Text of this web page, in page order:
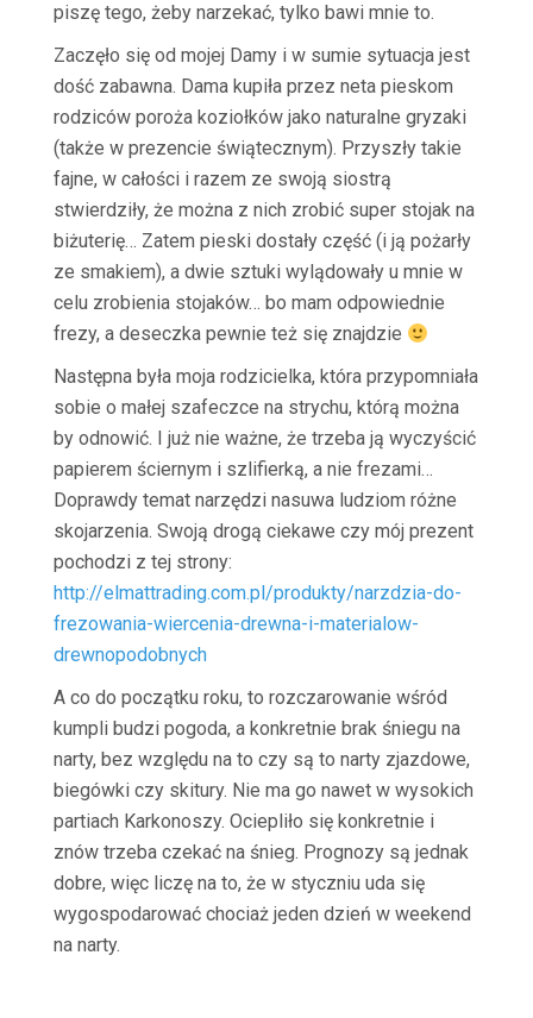
piszę tego, żeby narzekać, tylko bawi mnie to.
Zaczęło się od mojej Damy i w sumie sytuacja jest
dość zabawna. Dama kupiła przez neta pieskom
rodziców poroża koziołków jako naturalne gryzaki
(także w prezencie świątecznym). Przyszły takie
fajne, w całości i razem ze swoją siostrą
stwierdziły, że można z nich zrobić super stojak na
biżuterię… Zatem pieski dostały część (i ją pożarły
ze smakiem), a dwie sztuki wylądowały u mnie w
celu zrobienia stojaków… bo mam odpowiednie
frezy, a deseczka pewnie też się znajdzie
Następna była moja rodzicielka, która przypomniała
sobie o małej szafeczce na strychu, którą można
by odnowić. I już nie ważne, że trzeba ją wyczyścić
papierem ściernym i szlifierką, a nie frezami…
Doprawdy temat narzędzi nasuwa ludziom różne
skojarzenia. Swoją drogą ciekawe czy mój prezent
pochodzi z tej strony:
http://elmattrading.com.pl/produkty/narzdzia-do-
frezowania-wiercenia-drewna-i-materialow-
drewnopodobnych
A co do początku roku, to rozczarowanie wśród
kumpli budzi pogoda, a konkretnie brak śniegu na
narty, bez względu na to czy są to narty zjazdowe,
biegówki czy skitury. Nie ma go nawet w wysokich
partiach Karkonoszy. Ociepliło się konkretnie i
znów trzeba czekać na śnieg. Prognozy są jednak
dobre, więc liczę na to, że w styczniu uda się
wygospodarować chociaż jeden dzień w weekend
na narty.